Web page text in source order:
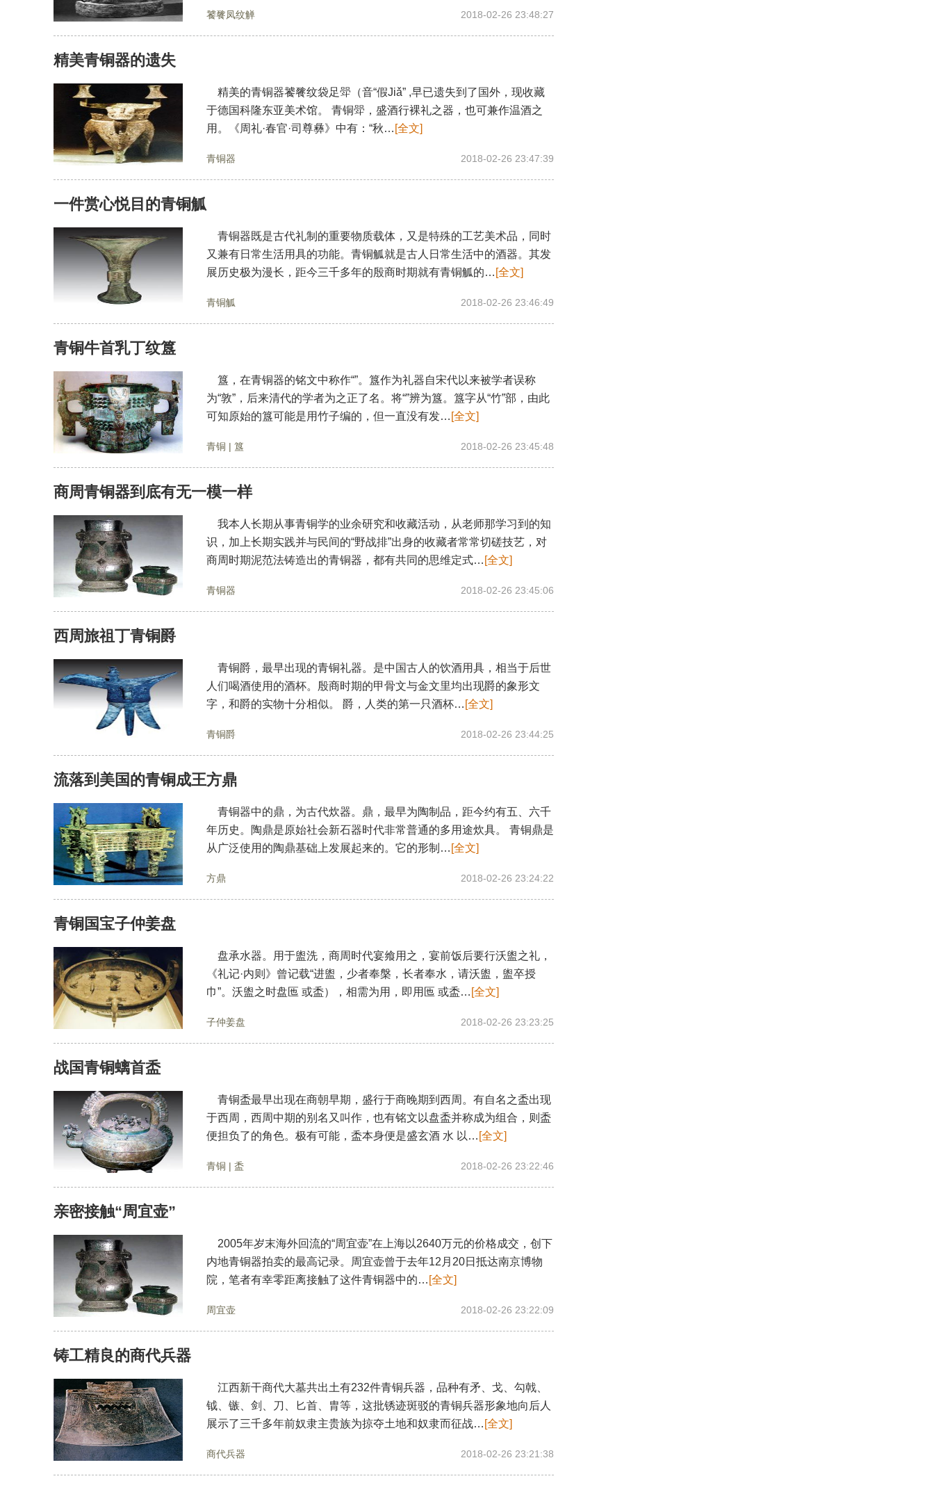
饕餮凤纹觯 2018-02-26 23:48:27
精美青铜器的遗失
精美的青铜器饕餮纹袋足斝（音“假Jiǎ” ,早已遗失到了国外，现收藏
于德国科隆东亚美术馆。 青铜斝，盛酒行裸礼之器，也可兼作温酒之
用。《周礼·春官·司尊彝》中有：“秋… [全文]
青铜器 2018-02-26 23:47:39
一件赏心悦目的青铜觚
青铜器既是古代礼制的重要物质载体，又是特殊的工艺美术品，同时
又兼有日常生活用具的功能。青铜觚就是古人日常生活中的酒器。其发
展历史极为漫长，距今三千多年的殷商时期就有青铜觚的… [全文]
青铜觚 2018-02-26 23:46:49
青铜牛首乳丁纹簋
簋，在青铜器的铭文中称作“”。簋作为礼器自宋代以来被学者误称
为“敦”，后来清代的学者为之正了名。将“”辨为簋。簋字从“竹”部，由此
可知原始的簋可能是用竹子编的，但一直没有发… [全文]
青铜 | 簋 2018-02-26 23:45:48
商周青铜器到底有无一模一样
我本人长期从事青铜学的业余研究和收藏活动，从老师那学习到的知
识，加上长期实践并与民间的“野战排”出身的收藏者常常切磋技艺，对
商周时期泥范法铸造出的青铜器，都有共同的思维定式… [全文]
青铜器 2018-02-26 23:45:06
西周旅祖丁青铜爵
青铜爵，最早出现的青铜礼器。是中国古人的饮酒用具，相当于后世
人们喝酒使用的酒杯。殷商时期的甲骨文与金文里均出现爵的象形文
字，和爵的实物十分相似。 爵，人类的第一只酒杯… [全文]
青铜爵 2018-02-26 23:44:25
流落到美国的青铜成王方鼎
青铜器中的鼎，为古代炊器。鼎，最早为陶制品，距今约有五、六千
年历史。陶鼎是原始社会新石器时代非常普通的多用途炊具。 青铜鼎是
从广泛使用的陶鼎基础上发展起来的。它的形制… [全文]
方鼎 2018-02-26 23:24:22
青铜国宝子仲姜盘
盘承水器。用于盥洗，商周时代宴飨用之，宴前饭后要行沃盥之礼，
《礼记·内则》曾记载“进盥，少者奉槃，长者奉水，请沃盥，盥卒授
巾”。沃盥之时盘匜 或盉），相需为用，即用匜 或盉… [全文]
子仲姜盘 2018-02-26 23:23:25
战国青铜螭首盉
青铜盉最早出现在商朝早期，盛行于商晚期到西周。有自名之盉出现
于西周，西周中期的别名又叫作，也有铭文以盘盉并称成为组合，则盉
便担负了的角色。极有可能，盉本身便是盛玄酒 水 以… [全文]
青铜 | 盉 2018-02-26 23:22:46
亲密接触“周宜壶”
2005年岁末海外回流的“周宜壶”在上海以2640万元的价格成交，创下
内地青铜器拍卖的最高记录。周宜壶曾于去年12月20日抵达南京博物
院，笔者有幸零距离接触了这件青铜器中的… [全文]
周宜壶 2018-02-26 23:22:09
铸工精良的商代兵器
江西新干商代大墓共出土有232件青铜兵器，品种有矛、戈、勾戟、
钺、镞、剑、刀、匕首、胄等，这批锈迹斑驳的青铜兵器形象地向后人
展示了三千多年前奴隶主贵族为掠夺土地和奴隶而征战… [全文]
商代兵器 2018-02-26 23:21:38